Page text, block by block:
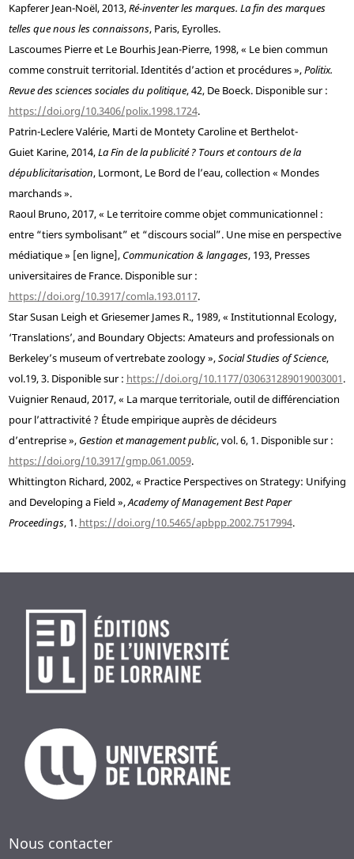
KapfererJean-Noël, 2013,Ré-inventer les marques. La fin des marques
telles que nous les connaissons, Paris, Eyrolles.
LascoumesPierre etLe BourhisJean-Pierre, 1998, « Le bien commun
comme construit territorial. Identités d’action et procédures »,Politix.
Revue des sciences sociales du politique, 42, De Boeck. Disponible sur :
https://doi.org/10.3406/polix.1998.1724.
Patrin-LeclereValérie, Marti de MontetyCaroline et Berthelot-
GuietKarine, 2014,La Fin de la publicité ? Tours et contours de la
dépublicitarisation, Lormont, Le Bord de l’eau, collection « Mondes
marchands ».
RaoulBruno, 2017, « Le territoire comme objet communicationnel :
entre “tiers symbolisant” et “discours social”. Une mise en perspective
médiatique » [en ligne], Communication & langages, 193, Presses
universitaires de France. Disponible sur :
https://doi.org/10.3917/comla.193.0117.
StarSusan Leigh etGriesemerJames R., 1989, « Institutionnal Ecology,
‘Translations’, and Boundary Objects: Amateurs and professionals on
Berkeley’s museum of vertrebate zoology »,Social Studies of Science,
vol.19, 3. Disponible sur : https://doi.org/10.1177/030631289019003001.
VuignierRenaud, 2017, « La marque territoriale, outil de différenciation
pour l’attractivité ? Étude empirique auprès de décideurs
d’entreprise », Gestion et management public, vol. 6, 1. Disponible sur :
https://doi.org/10.3917/gmp.061.0059.
Whittington Richard, 2002, « Practice Perspectives on Strategy: Unifying
and Developing a Field »,Academy of Management Best Paper
Proceedings, 1. https://doi.org/10.5465/apbpp.2002.7517994.
Nous contacter